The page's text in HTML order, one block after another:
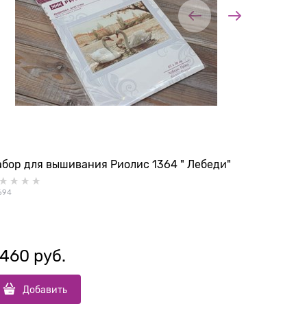
для вышивания Риолис 1364 " Лебеди"
руб.
Добавить